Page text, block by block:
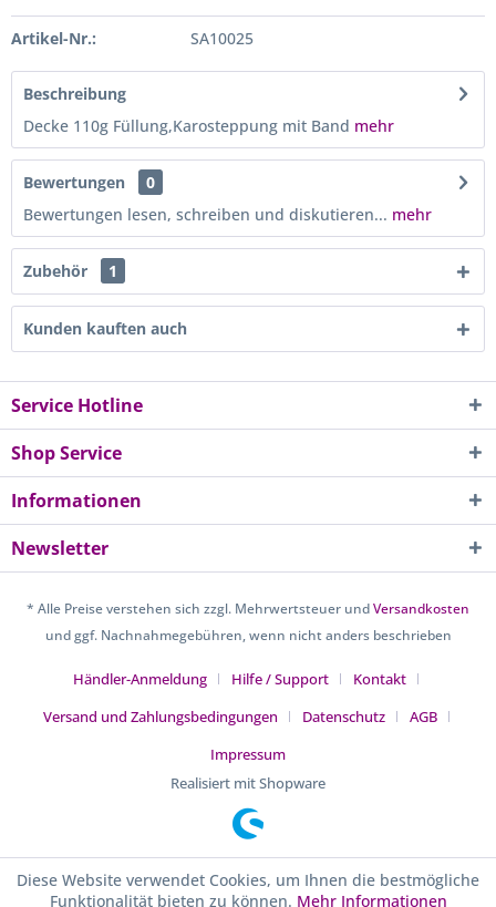
Artikel-Nr.: SA10025
Beschreibung
Decke 110g Füllung,Karosteppung mit Band mehr
Bewertungen
0
Bewertungen lesen, schreiben und diskutieren... mehr
Zubehör 1
Kunden kauften auch
Service Hotline
Shop Service
Informationen
Newsletter
* Alle Preise verstehen sich zzgl. Mehrwertsteuer undVersandkosten
und ggf. Nachnahmegebühren, wenn nicht anders beschrieben
Händler-Anmeldung Hilfe / Support
Kontakt
Versand und Zahlungsbedingungen
Datenschutz
AGB
Impressum
Realisiert mit Shopware
Diese Website verwendet Cookies, um Ihnen die bestmögliche
Funktionalität bieten zu können. Mehr Informationen